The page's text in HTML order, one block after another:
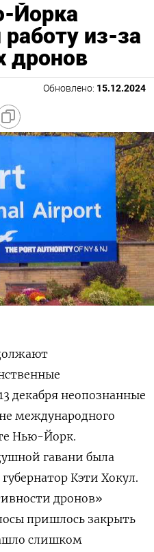
Йорка
из-за
дронов
Обновлено: 15.12.2024
декабря неопознанные
международного
Нью-Йорк.
гавани была
Кэти Хокул.
дронов»
пришлось закрыть
слишком